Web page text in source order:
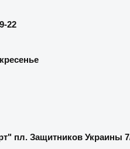
22
пл. Защитников Украины 7/